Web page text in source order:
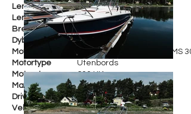
Lengde i cm
1028 cm
Lengde i fot
34 fot
Bredde
310 cm
Dybde
Motorfabrikant
2 x Mercury Verado V8 AMS
Motortype
Utenbords
Motorstr.
600 HK
Maks fart
45 knop
Drivstoff
Bensin
Vekt